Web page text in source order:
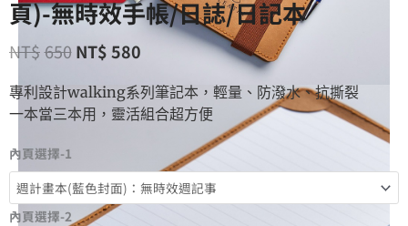
頁)-無時效手帳/日誌/日記本
NT$650 NT$580
專利設計walking系列筆記本，輕量、防潑水、抗撕裂
一本當三本用，靈活組合超方便
內頁選擇-1
內頁選擇-2